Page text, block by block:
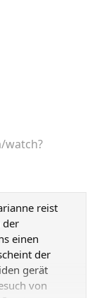
watch?
reist
der
einen
der
gerät
von